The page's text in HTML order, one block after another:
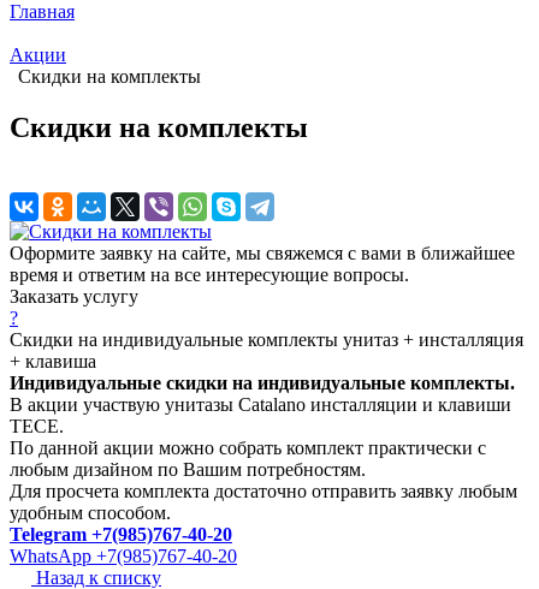
Главная
Акции
Скидки на комплекты
Скидки на комплекты
Оформите заявку на сайте, мы свяжемся с вами в ближайшее
время и ответим на все интересующие вопросы.
Заказать услугу
?
Скидки на индивидуальные комплекты унитаз + инсталляция
+ клавиша
Индивидуальные скидки на индивидуальные комплекты.
В акции участвую унитазы Catalano инсталляции и клавиши
TECE.
По данной акции можно собрать комплект практически с
любым дизайном по Вашим потребностям.
Для просчета комплекта достаточно отправить заявку любым
удобным способом.
Telegram +7(985)767-40-20
WhatsApp +7(985)767-40-20
Назад к списку